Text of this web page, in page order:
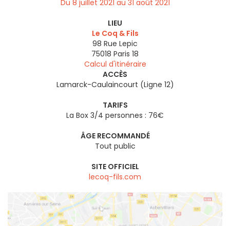
Du 8 juillet 2021 au 31 août 2021
LIEU
Le Coq & Fils
98 Rue Lepic
75018 Paris 18
Calcul d'itinéraire
ACCÈS
Lamarck-Caulaincourt (Ligne 12)
TARIFS
La Box 3/4 personnes : 76€
ÂGE RECOMMANDÉ
Tout public
SITE OFFICIEL
lecoq-fils.com